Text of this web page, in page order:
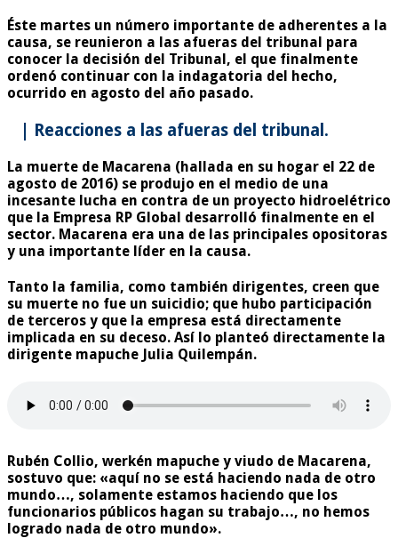
Éste martes un número importante de adherentes a la
causa, se reunieron a las afueras del tribunal para
conocer la decisión del Tribunal, el que finalmente
ordenó continuar con la indagatoria del hecho,
ocurrido en agosto del año pasado.
| Reacciones a las afueras del tribunal.
La muerte de Macarena (hallada en su hogar el 22 de
agosto de 2016) se produjo en el medio de una
incesante lucha en contra de un proyecto hidroelétrico
que la Empresa RP Global desarrolló finalmente en el
sector. Macarena era una de las principales opositoras
y una importante líder en la causa.
Tanto la familia, como también dirigentes, creen que
su muerte no fue un suicidio; que hubo participación
de terceros y que la empresa está directamente
implicada en su deceso. Así lo planteó directamente la
dirigente mapuche Julia Quilempán.
Rubén Collio, werkén mapuche y viudo de Macarena,
sostuvo que: «aquí no se está haciendo nada de otro
mundo…, solamente estamos haciendo que los
funcionarios públicos hagan su trabajo…, no hemos
logrado nada de otro mundo».